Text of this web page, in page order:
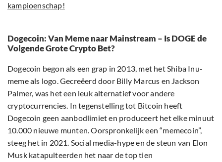
kampioenschap!
Dogecoin: Van Meme naar Mainstream – Is DOGE de
Volgende Grote Crypto Bet?
Dogecoin begon als een grap in 2013, met het Shiba Inu-
meme als logo. Gecreëerd door Billy Marcus en Jackson
Palmer, was het een leuk alternatief voor andere
cryptocurrencies. In tegenstelling tot Bitcoin heeft
Dogecoin geen aanbodlimiet en produceert het elke minuut
10.000 nieuwe munten. Oorspronkelijk een “memecoin”,
steeg het in 2021. Social media-hype en de steun van Elon
Musk katapulteerden het naar de top tien